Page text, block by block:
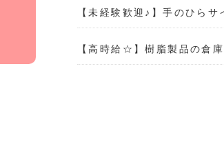
【未経験歓迎♪】手のひらサ
【高時給☆】樹脂製品の倉